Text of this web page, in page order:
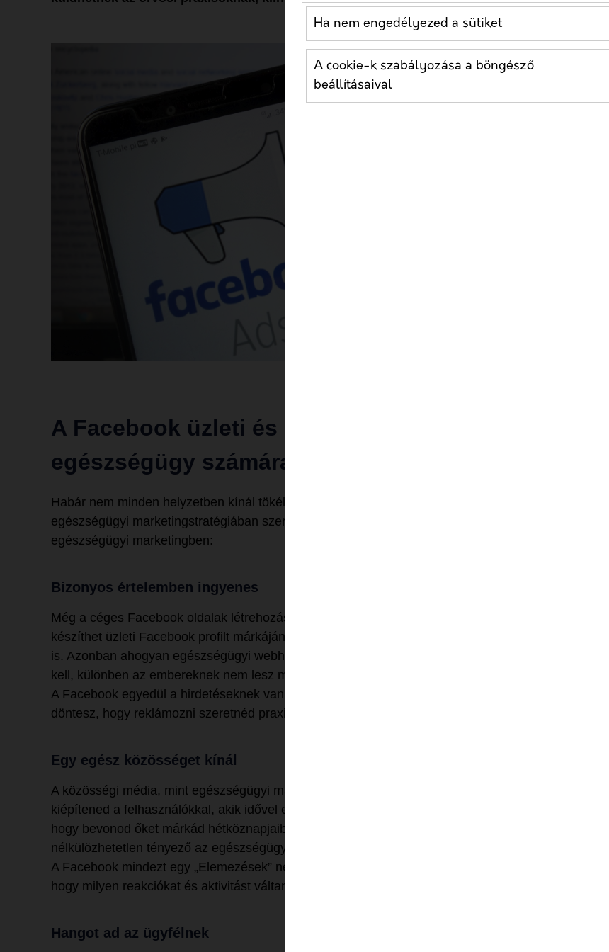
A Facebook üzleti és marketingelőnyei az
egészségügy számára
Habár nem minden helyzetben kínál tökéletes megoldásokat, 2021-ben minden online
egészségügyi marketingstratégiában szerepelnie kell a Facebooknak. Íme a platform előnyei az
egészségügyi marketingben:
Bizonyos értelemben ingyenes
Még a céges Facebook oldalak létrehozása, illetve működtetése is teljesen ingyenes. Bárki
készíthet üzleti Facebook profilt márkájának, és az egész beállítása viszonylag egyszerű és gyors
is. Azonban ahogyan egészségügyi webhelyeddel, úgy Facebook oldaladdal is aktívan foglalkoznod
kell, különben az embereknek nem lesz miért követniük azt.
A Facebook egyedül a hirdetéseknek vannak költségei, de még ezek is szabályozhatók, ha úgy
döntesz, hogy reklámozni szeretnéd praxisodat.
Egy egész közösséget kínál
A közösségi média, mint egészségügyi marketingeszköz egyik alapelve, hogy kapcsolatokat kell
kiépítened a felhasználókkal, akik idővel egy egész közösséget alkotnak majd márkád körül. Azzal,
hogy bevonod őket márkád hétköznapjaiba, elnyered megelőlegezett bizalmukat is, ami
nélkülözhetetlen tényező az egészségügyben.
A Facebook mindezt egy „Elemezések” nevű analitikai felületen segít nyomon követni, ahol láthatod,
hogy milyen reakciókat és aktivitást váltanak ki törekvéseid célközönségedből.
Hangot ad az ügyfélnek
Ha nem engedélyezed a sütiket
A cookie-k szabályozása a böngésző
beállításaival